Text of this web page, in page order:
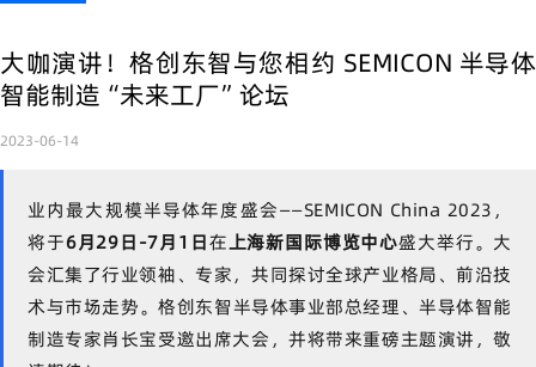
大咖演讲！格创东智与您相约 SEMICON 半导体
智能制造“未来工厂”论坛
2023-06-14
业内最大规模半导体年度盛会——SEMICON China 2023，
将于6月29日-7月1日在上海新国际博览中心盛大举行。大
会汇集了行业领袖、专家，共同探讨全球产业格局、前沿技
术与市场走势。格创东智半导体事业部总经理、半导体智能
制造专家肖长宝受邀出席大会，并将带来重磅主题演讲，敬